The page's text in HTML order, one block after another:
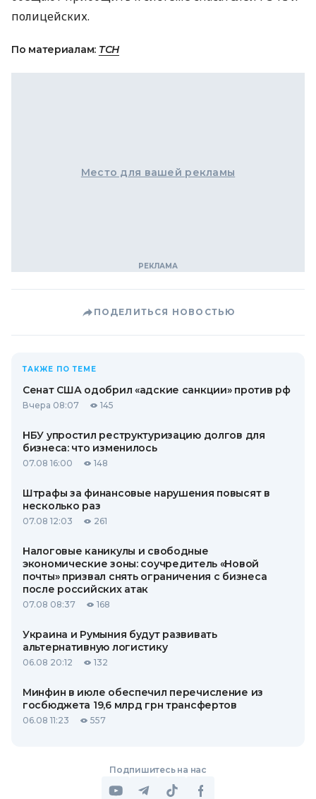
полицейских.
По материалам: ТСН
Место для вашей рекламы
ПОДЕЛИТЬСЯ НОВОСТЬЮ
ТАКЖЕ ПО ТЕМЕ
Сенат США одобрил «адские санкции» против рф
Вчера 08:07 145
НБУ упростил реструктуризацию долгов для
бизнеса: что изменилось
07.08 16:00 148
Штрафы за финансовые нарушения повысят в
несколько раз
07.08 12:03 261
Налоговые каникулы и свободные
экономические зоны: соучредитель «Новой
почты» призвал снять ограничения с бизнеса
после российских атак
07.08 08:37 168
Украина и Румыния будут развивать
альтернативную логистику
06.08 20:12 132
Минфин в июле обеспечил перечисление из
госбюджета 19,6 млрд грн трансфертов
06.08 11:23 557
Подпишитесь на нас